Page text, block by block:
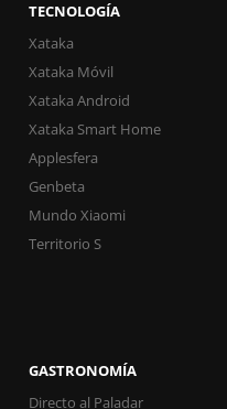
TECNOLOGÍA
Xataka
Xataka Móvil
Xataka Android
Xataka Smart Home
Applesfera
Genbeta
Mundo Xiaomi
Territorio S
GASTRONOMÍA
Directo al Paladar